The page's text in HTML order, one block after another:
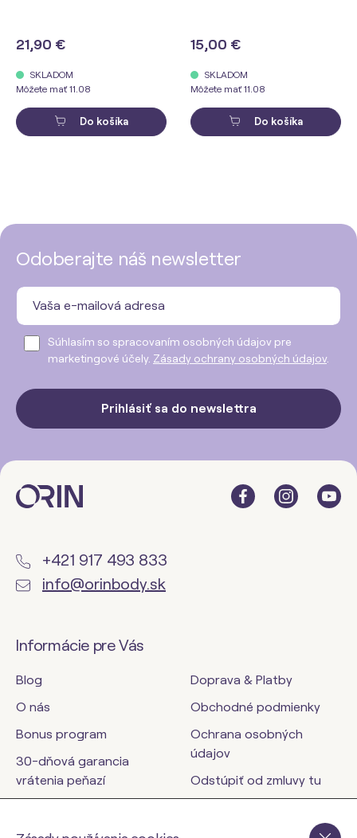
21,90 €
SKLADOM
Môžete mať 11.08
Do košíka
15,00 €
SKLADOM
Môžete mať 11.08
Do košíka
Odoberajte náš newsletter
Súhlasím so spracovaním osobných údajov pre
marketingové účely. Zásady ochrany osobných údajov.
Prihlásiť sa do newslettra
+421 917 493 833
info@orinbody.sk
Informácie pre Vás
Blog
O nás
Bonus program
30-dňová garancia
vrátenia peňazí
Doprava & Platby
Obchodné podmienky
Ochrana osobných
údajov
Odstúpiť od zmluvy tu